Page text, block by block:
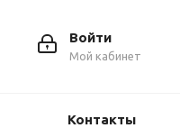
Войти
Мой кабинет
Контакты